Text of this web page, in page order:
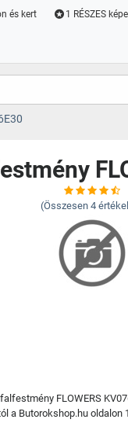
és kert 1 RÉSZES
(Összesen 4
FLOWERS
a Butorokshop.hu oldalon